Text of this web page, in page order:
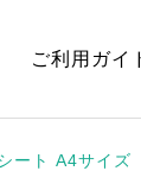
ご利用ガイ
ート A4サイズ